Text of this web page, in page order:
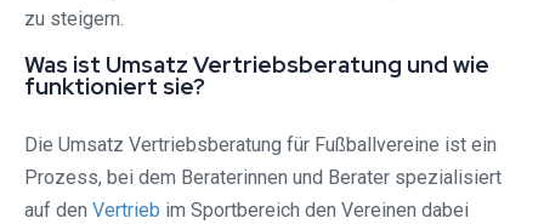
zu steigern.
Was ist Umsatz Vertriebsberatung und wie
funktioniert sie?
Die Umsatz Vertriebsberatung für Fußballvereine ist ein
Prozess, bei dem Beraterinnen und Berater spezialisiert
auf den Vertrieb im Sportbereich den Vereinen dabei